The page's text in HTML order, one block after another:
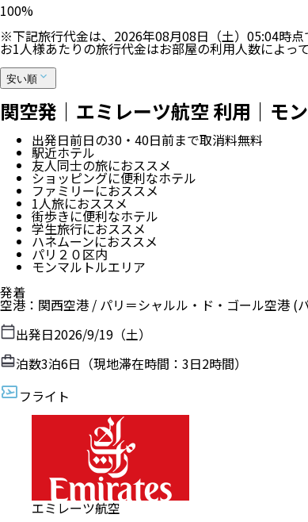
100%
※下記旅行代金は、 2026年08月08日（土）05:04時点
お1人様あたりの旅行代金はお部屋の利用人数によっ
安い順
関空発｜エミレーツ航空 利用｜モ
出発日前日の30・40日前まで取消料無料
駅近ホテル
友人同士の旅におススメ
ショッピングに便利なホテル
ファミリーにおススメ
1人旅におススメ
街歩きに便利なホテル
学生旅行におススメ
ハネムーンにおススメ
パリ２０区内
モンマルトルエリア
発着
空港 ： 関西空港 / パリ＝シャルル・ド・ゴール空港 (
出発日2026/9/19（土）
泊数3泊6日（現地滞在時間： 3日2時間）
フライト
エミレーツ航空